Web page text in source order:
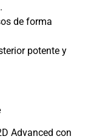
de forma
potente y
Advanced con